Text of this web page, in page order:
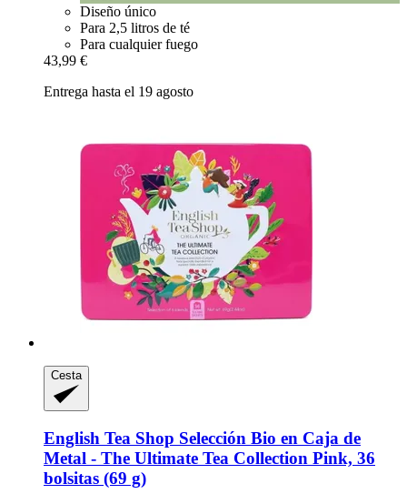
Diseño único
Para 2,5 litros de té
Para cualquier fuego
43,99 €
Entrega hasta el 19 agosto
Cesta
English Tea Shop Selección Bio en Caja de
Metal -​ The Ultimate Tea Collection Pink, 36
bolsitas (69 g)